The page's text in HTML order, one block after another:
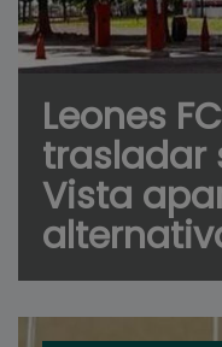
Leones
trasladar
Vista